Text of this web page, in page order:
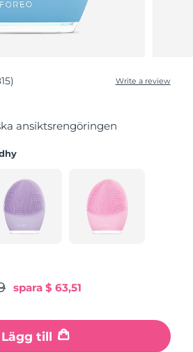
Write a review
ansiktsrengöringen
spara$ 63,51
Lägg till